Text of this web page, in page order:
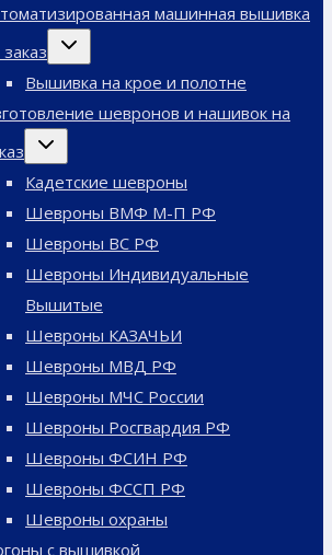
машинная вышивка
Переключить
дочернее
Вышивка на крое и полотне
шевронов и нашивок на
Переключить
дочернее
Кадетские шевроны
Шевроны ВМФ М-П РФ
Шевроны ВС РФ
Шевроны Индивидуальные
Вышитые
Шевроны КАЗАЧЬИ
Шевроны МВД РФ
Шевроны МЧС России
Шевроны Росгвардия РФ
Шевроны ФСИН РФ
Шевроны ФССП РФ
Шевроны охраны
с вышивкой